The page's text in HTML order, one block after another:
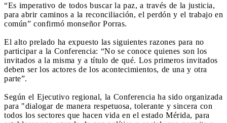
“Es imperativo de todos buscar la paz, a través de la justicia,
para abrir caminos a la reconciliación, el perdón y el trabajo en
común” confirmó monseñor Porras.
El alto prelado ha expuesto las siguientes razones para no
participar a la Conferencia: “No se conoce quienes son los
invitados a la misma y a título de qué. Los primeros invitados
deben ser los actores de los acontecimientos, de una y otra
parte”.
Según el Ejecutivo regional, la Conferencia ha sido organizada
para "dialogar de manera respetuosa, tolerante y sincera con
todos los sectores que hacen vida en el estado Mérida, para